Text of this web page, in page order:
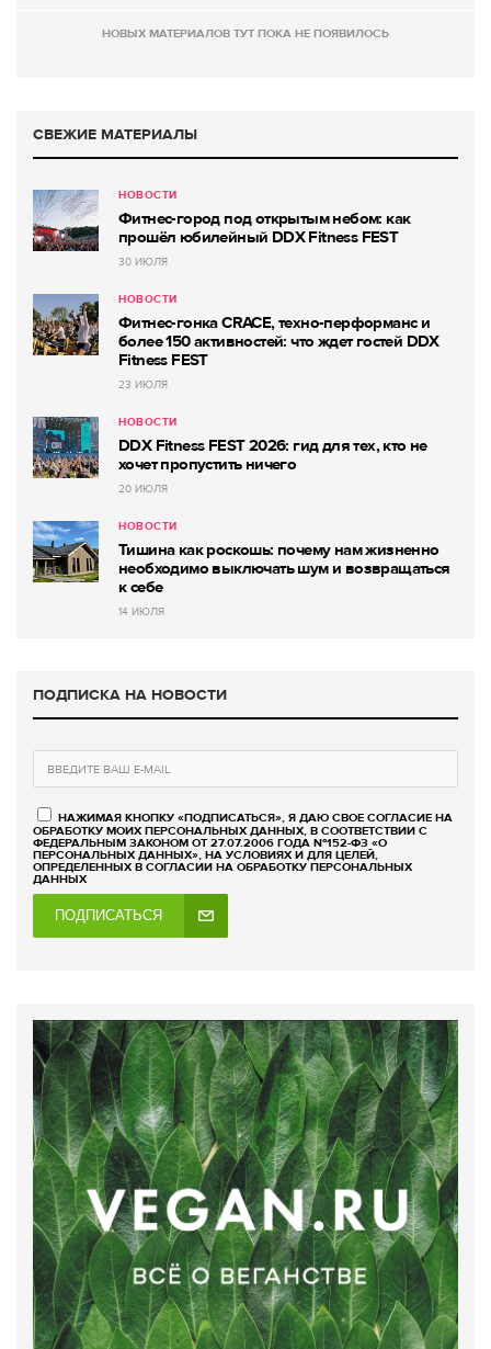
НОВЫХ МАТЕРИАЛОВ ТУТ ПОКА НЕ ПОЯВИЛОСЬ
СВЕЖИЕ МАТЕРИАЛЫ
НОВОСТИ
Фитнес-город под открытым небом: как
прошёл юбилейный DDX Fitness FEST
30 ИЮЛЯ
НОВОСТИ
Фитнес-гонка CRACE, техно-перформанс и
более 150 активностей: что ждет гостей DDX
Fitness FEST
23 ИЮЛЯ
НОВОСТИ
DDX Fitness FEST 2026: гид для тех, кто не
хочет пропустить ничего
20 ИЮЛЯ
НОВОСТИ
Тишина как роскошь: почему нам жизненно
необходимо выключать шум и возвращаться
к себе
14 ИЮЛЯ
ПОДПИСКА НА НОВОСТИ
НАЖИМАЯ КНОПКУ «ПОДПИСАТЬСЯ», Я ДАЮ СВОЕ СОГЛАСИЕ НА
ОБРАБОТКУ МОИХ ПЕРСОНАЛЬНЫХ ДАННЫХ, В СООТВЕТСТВИИ С
ФЕДЕРАЛЬНЫМ ЗАКОНОМ ОТ 27.07.2006 ГОДА №152-ФЗ «О
ПЕРСОНАЛЬНЫХ ДАННЫХ», НА УСЛОВИЯХ И ДЛЯ ЦЕЛЕЙ,
ОПРЕДЕЛЕННЫХ В СОГЛАСИИ НА ОБРАБОТКУ ПЕРСОНАЛЬНЫХ
ДАННЫХ
ПОДПИСАТЬСЯ